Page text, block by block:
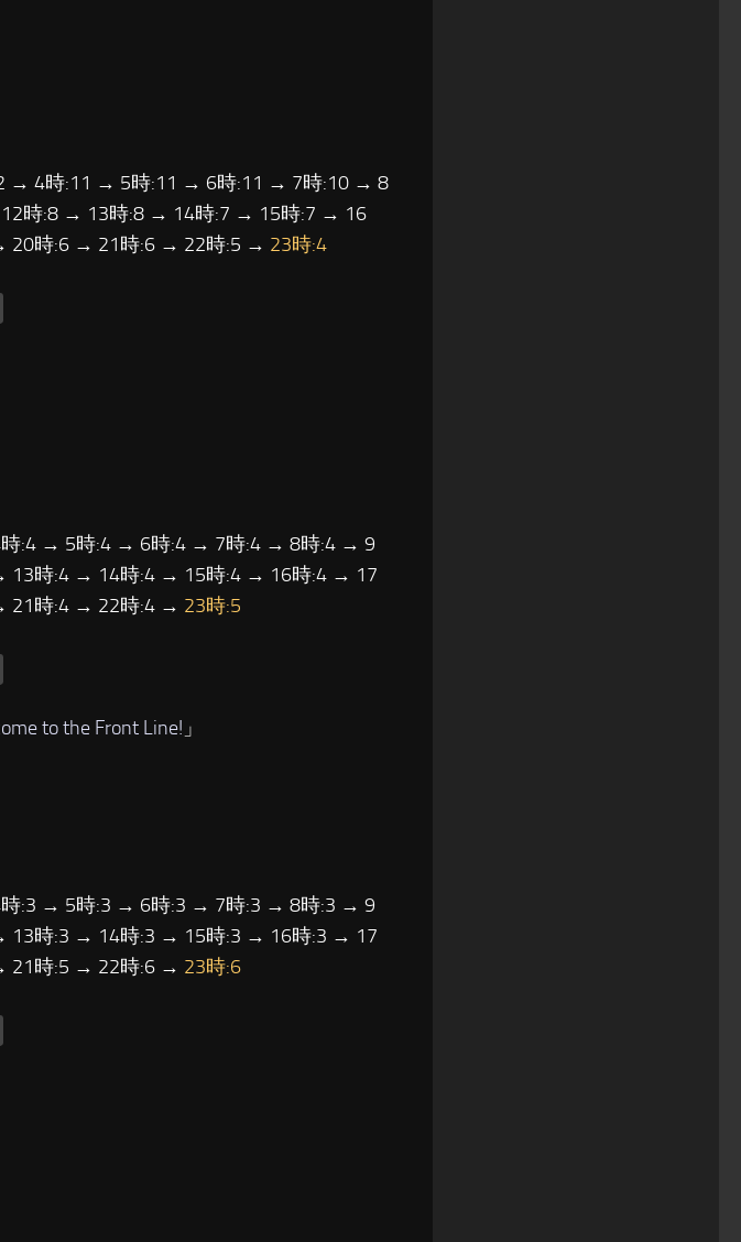
→ 4時:11 → 5時:11 → 6時:11 → 7時:10 → 8
時:8 → 13時:8 → 14時:7 → 15時:7 → 16
20時:6 → 21時:6 → 22時:5 → 23時:4
:4 → 5時:4 → 6時:4 → 7時:4 → 8時:4 → 9
時:4 → 14時:4 → 15時:4 → 16時:4 → 17
21時:4 → 22時:4 → 23時:5
to the Front Line! 」
:3 → 5時:3 → 6時:3 → 7時:3 → 8時:3 → 9
時:3 → 14時:3 → 15時:3 → 16時:3 → 17
21時:5 → 22時:6 → 23時:6